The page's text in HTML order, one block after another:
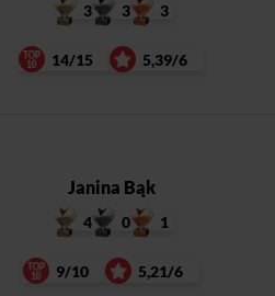
3 3 3
14/15 5,39/6
Janina Bąk
4 0 1
9/10 5,21/6